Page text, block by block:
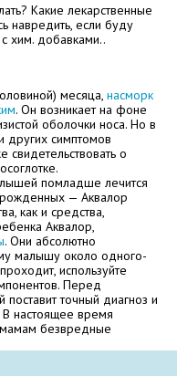
Какие лекарственные
навредить, если буду
с хим. добавками..
месяца, насморк
. Он возникает на фоне
оболочки носа. Но в
других симптомов
свидетельствовать о
помладше лечится
— Аквалор
как и средства,
Аквалор,
. Они абсолютно
малышу около одного-
используйте
Перед
точный диагноз и
В настоящее время
безвредные